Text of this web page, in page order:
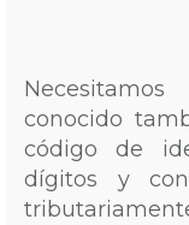
conocido
código de
dígitos y